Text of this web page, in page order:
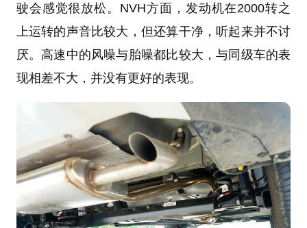
驶会感觉很放松。NVH方面，发动机在2000转之
上运转的声音比较大，但还算干净，听起来并不讨
厌。高速中的风噪与胎噪都比较大，与同级车的表
现相差不大，并没有更好的表现。